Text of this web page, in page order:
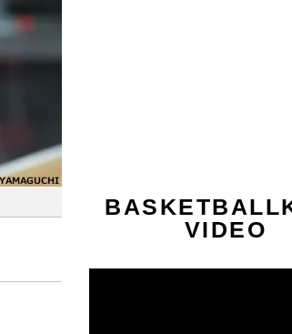
VIDEO